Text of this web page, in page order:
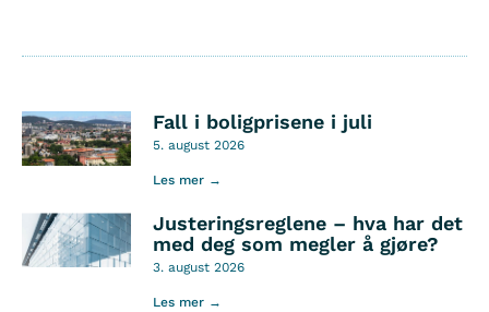
Fall i boligprisene i juli
5. august 2026
Les mer →
Justeringsreglene – hva har det
med deg som megler å gjøre?
3. august 2026
Les mer →